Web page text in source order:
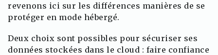
revenons ici sur les différences manières de se
protéger en mode hébergé.
Deux choix sont possibles pour sécuriser ses
données stockées dans le cloud : faire confiance